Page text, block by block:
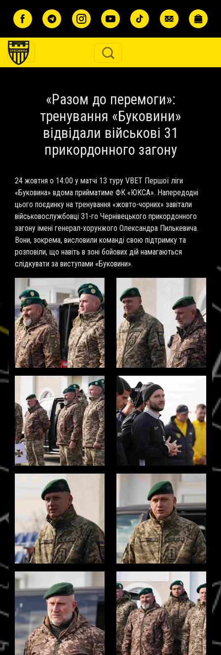
«Разом до перемоги»:
тренування «Буковини»
відвідали військові 31
прикордонного загону
24 жовтня о 14:00 у матчі 13 туру VBET Першої ліги
«Буковина» вдома прийматиме ФК «ЮКСА». Напередодні
цього поєдинку на тренування «жовто-чорних» завітали
військовослужбовці 31-го Чернівецького прикордонного
загону імені генерал-хорунжого Олександра Пилькевича.
Вони, зокрема, висловили команді свою підтримку та
розповіли, що навіть в зоні бойових дій намагаються
слідкувати за виступами «Буковини».